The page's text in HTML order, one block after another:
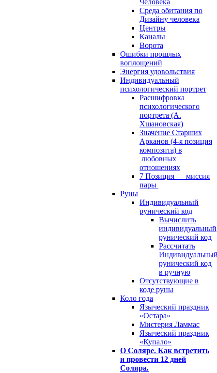
Человека
Среда обитания по
Дизайну человека
Центры
Каналы
Ворота
Ошибки прошлых
воплощений
Энергия удовольствия
Индивидуальный
психологический портрет
Расшифровка
психологического
портрета (А.
Хшановская)
Значение Старших
Арканов (4-я позиция
композита) в
любовных
отношениях
7 Позиция — миссия
пары
Руны
Индивидуальный
рунический код
Вычислить
индивидуальный
рунический код
Рассчитать
рунический код
в ручную
Отсутствующие в
коде руны
Коло года
Языческий праздник
«Остара»
Мистерия Ламмас
Языческий праздник
«Купало»
О Соляре. Как встретить
и провести 12 дней
Соляра.